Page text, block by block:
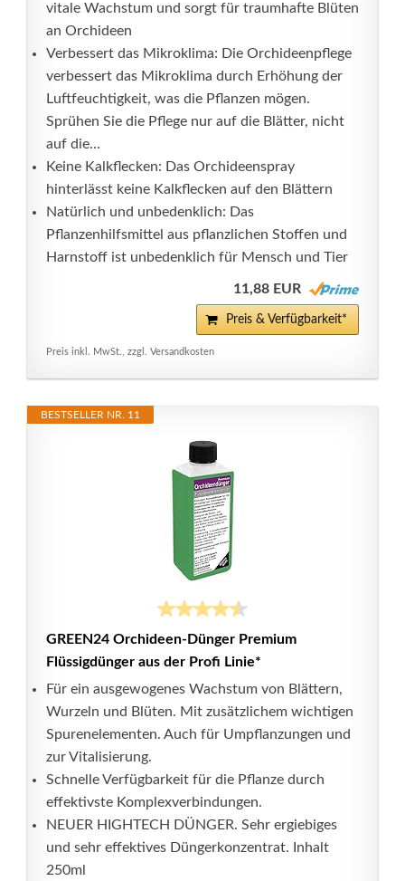
vitale Wachstum und sorgt für traumhafte Blüten
an Orchideen
Verbessert das Mikroklima: Die Orchideenpflege
verbessert das Mikroklima durch Erhöhung der
Luftfeuchtigkeit, was die Pflanzen mögen.
Sprühen Sie die Pflege nur auf die Blätter, nicht
auf die...
Keine Kalkflecken: Das Orchideenspray
hinterlässt keine Kalkflecken auf den Blättern
Natürlich und unbedenklich: Das
Pflanzenhilfsmittel aus pflanzlichen Stoffen und
Harnstoff ist unbedenklich für Mensch und Tier
11,88 EUR
Preis & Verfügbarkeit*
Preis inkl. MwSt., zzgl. Versandkosten
BESTSELLER NR. 11
GREEN24 Orchideen-Dünger Premium
Flüssigdünger aus der Profi Linie*
Für ein ausgewogenes Wachstum von Blättern,
Wurzeln und Blüten. Mit zusätzlichem wichtigen
Spurenelementen. Auch für Umpflanzungen und
zur Vitalisierung.
Schnelle Verfügbarkeit für die Pflanze durch
effektivste Komplexverbindungen.
NEUER HIGHTECH DÜNGER. Sehr ergiebiges
und sehr effektives Düngerkonzentrat. Inhalt
250ml